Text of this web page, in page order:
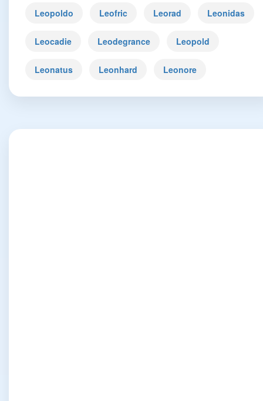
Leopoldo Leofric Leorad Leonidas
Leocadie Leodegrance Leopold
Leonatus Leonhard Leonore